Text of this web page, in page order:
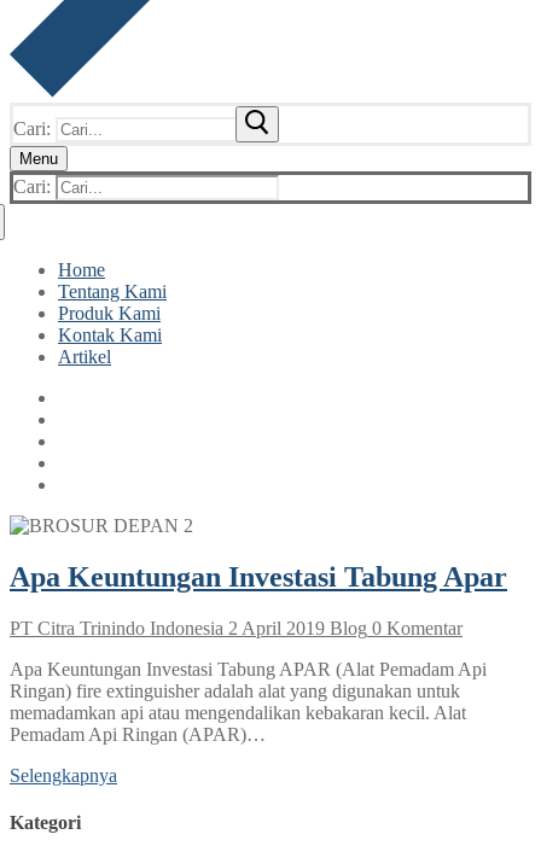
Cari:
Menu
Cari:
Home
Tentang Kami
Produk Kami
Kontak Kami
Artikel
Apa Keuntungan Investasi Tabung Apar
PT Citra Trinindo Indonesia 2 April 2019 Blog 0 Komentar
Apa Keuntungan Investasi Tabung APAR (Alat Pemadam Api
Ringan) fire extinguisher adalah alat yang digunakan untuk
memadamkan api atau mengendalikan kebakaran kecil. Alat
Pemadam Api Ringan (APAR)…
Selengkapnya
Kategori